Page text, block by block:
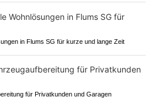
in Flums SG für kurze und lange Zeit
für Privatkunden und Garagen